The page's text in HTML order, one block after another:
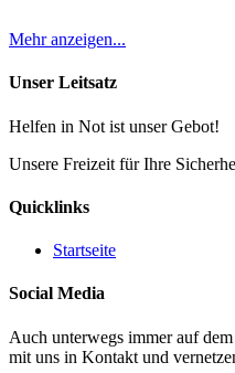
Mehr anzeigen...
Unser Leitsatz
Helfen in Not ist unser Gebot!
Unsere Freizeit für Ihre
Quicklinks
Startseite
Social Media
Auch unterwegs immer auf
mit uns in Kontakt und